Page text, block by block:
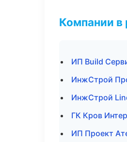
Компании в
ИП Build
ИнжСтрой
ИнжСтрой
ГК Кров
ИП Проект